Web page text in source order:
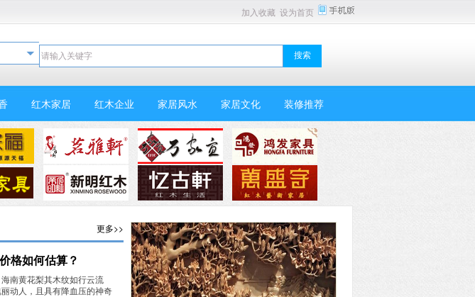
加入收藏 设为首页
红木家居 红木企业 家居风水 家居文化 装修推荐
更多>>
格如何估算？
南黄花梨其木纹如行云流
动人，且具有降血压的神奇